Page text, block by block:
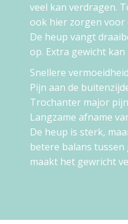
veel kan verdragen.
ook hier zorgen
De heup vangt
op. Extra gewicht
Snellere
Pijn aan de
Trochanter major
Langzame afname
De heup is sterk,
betere balans
maakt het gewricht